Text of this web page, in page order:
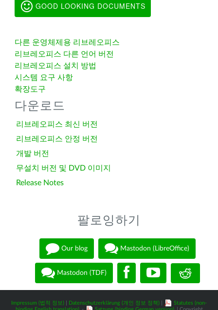
GOOD LOOKING DOCUMENTS
다른 운영체제용 리브레오피스
리브레오피스 다른 언어 버전
리브레오피스 설치 방법
시스템 요구 사항
확장도구
다운로드
리브레오피스 최신 버전
리브레오피스 안정 버전
개발 버전
무설치 버전 및 DVD 이미지
Release Notes
팔로잉하기
Our blog Mastodon (LibreOffice)
Mastodon (TDF)
Impressum (법적 정보) Datenschutzerklärung (개인 정보 정책)
Statutes (non-